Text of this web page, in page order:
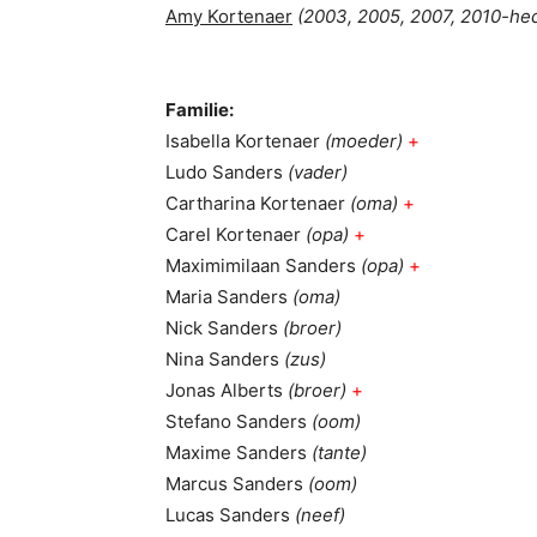
Amy Kortenaer (2003, 2005, 2007, 2010-
Familie:
Isabella Kortenaer (moeder) +
Ludo Sanders (vader)
Cartharina Kortenaer (oma) +
Carel Kortenaer (opa) +
Maximimilaan Sanders (opa) +
Maria Sanders (oma)
Nick Sanders (broer)
Nina Sanders (zus)
Jonas Alberts (broer) +
Stefano Sanders (oom)
Maxime Sanders (tante)
Marcus Sanders (oom)
Lucas Sanders (neef)